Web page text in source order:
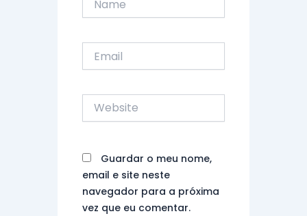
Website
Guardar o meu nome,
email e site neste
navegador para a próxima
vez que eu comentar.